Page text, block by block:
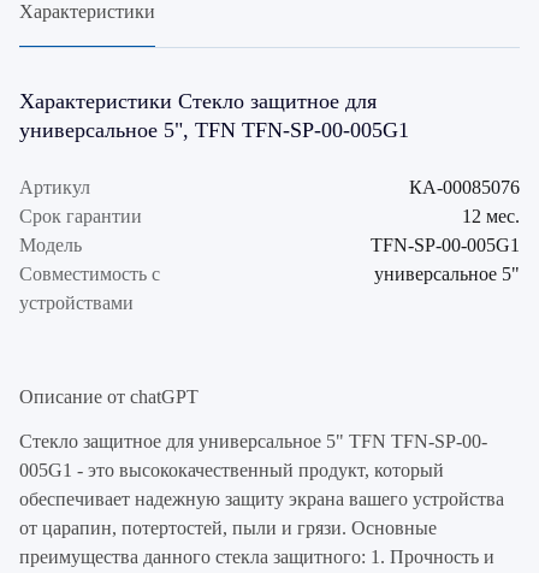
Характеристики
Характеристики Стекло защитное для
универсальное 5", TFN TFN-SP-00-005G1
Артикул
КА-00085076
Срок гарантии
12 мес.
Модель
TFN-SP-00-005G1
Совместимость с
устройствами
универсальное 5"
Описание от chatGPT
Стекло защитное для универсальное 5" TFN TFN-SP-00-
005G1 - это высококачественный продукт, который
обеспечивает надежную защиту экрана вашего устройства
от царапин, потертостей, пыли и грязи. Основные
преимущества данного стекла защитного: 1. Прочность и